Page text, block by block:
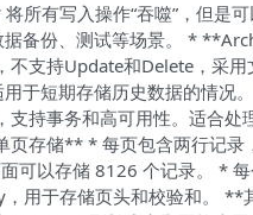
所有写入操作“吞噬”，但是
据备份、测试等场景。 *
不支持Update和Delete，采用
于短期存储历史数据的情况
持事务和高可用性。适合处
页存储** * 每页包含两行记录
可以存储 8126 个记录。 *
，用于存储页头和校验和。